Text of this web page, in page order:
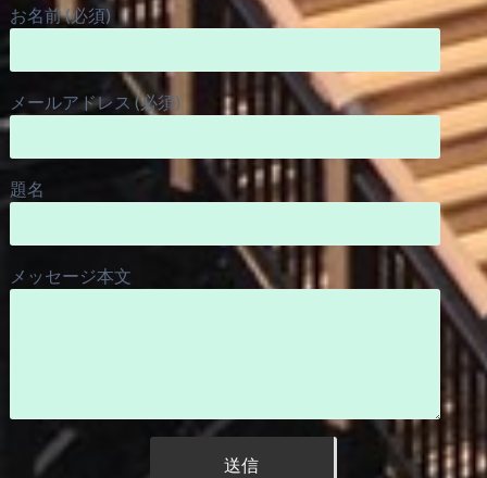
お名前 (必須)
メールアドレス (必須)
題名
メッセージ本文